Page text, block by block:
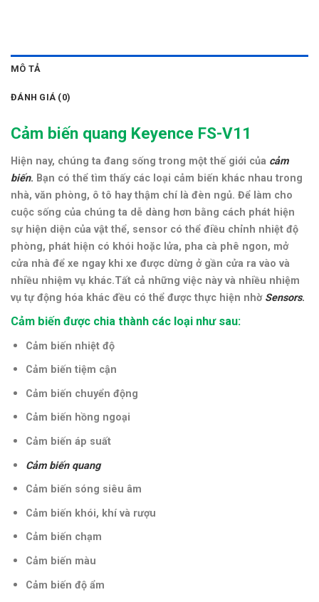
MÔ TẢ
ĐÁNH GIÁ (0)
Cảm biến quang Keyence FS-V11
Hiện nay, chúng ta đang sống trong một thế giới của cảm
biến. Bạn có thể tìm thấy các loại cảm biến khác nhau trong
nhà, văn phòng, ô tô hay thậm chí là đèn ngủ. Để làm cho
cuộc sống của chúng ta dễ dàng hơn bằng cách phát hiện
sự hiện diện của vật thể, sensor có thể điều chỉnh nhiệt độ
phòng, phát hiện có khói hoặc lửa, pha cà phê ngon, mở
cửa nhà để xe ngay khi xe được dừng ở gần cửa ra vào và
nhiều nhiệm vụ khác.Tất cả những việc này và nhiều nhiệm
vụ tự động hóa khác đều có thể được thực hiện nhờ Sensors.
Cảm biến được chia thành các loại như sau:
Cảm biến nhiệt độ
Cảm biến tiệm cận
Cảm biến chuyển động
Cảm biến hồng ngoại
Cảm biến áp suất
Cảm biến quang
Cảm biến sóng siêu âm
Cảm biến khói, khí và rượu
Cảm biến chạm
Cảm biến màu
Cảm biến độ ẩm